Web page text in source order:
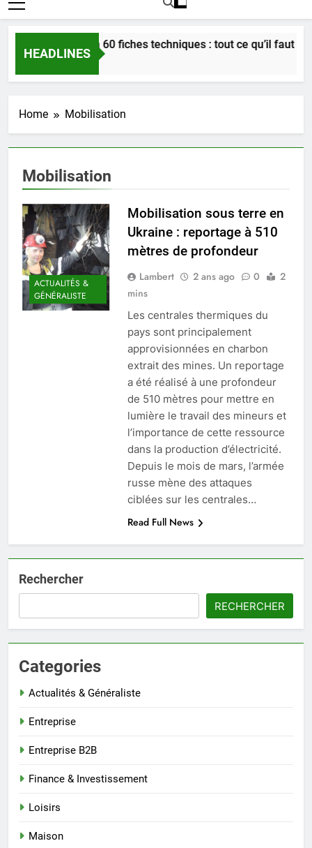
HEADLINES
Bordeaux en 60 fiches techniques : tout ce qu’il faut
3 Semaines Ago
Home Mobilisation
Mobilisation
ACTUALITÉS &
GÉNÉRALISTE
Mobilisation sous terre en
Ukraine : reportage à 510
mètres de profondeur
Lambert 2 ans ago 0
2
mins
Les centrales thermiques du
pays sont principalement
approvisionnées en charbon
extrait des mines. Un reportage
a été réalisé à une profondeur
de 510 mètres pour mettre en
lumière le travail des mineurs et
l’importance de cette ressource
dans la production d’électricité.
Depuis le mois de mars, l’armée
russe mène des attaques
ciblées sur les centrales…
Read Full News
Rechercher
RECHERCHER
Categories
Actualités & Généraliste
Entreprise
Entreprise B2B
Finance & Investissement
Loisirs
Maison